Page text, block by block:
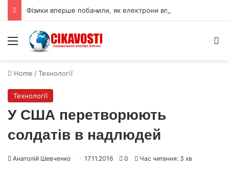
Menu
Home /Технології
Технології
У США перетворюють
солдатів в надлюдей
Анатолій Шевченко 17.11.2016 0 Час читання: 3 хв